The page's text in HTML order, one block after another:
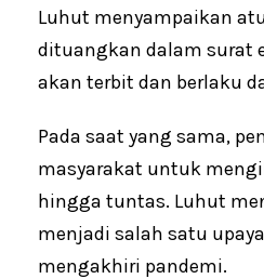
Luhut menyampaikan
dituangkan dalam surat
akan terbit dan berlaku
Pada saat yang sama,
masyarakat untuk
hingga tuntas. Luhut
menjadi salah satu
mengakhiri pandemi.